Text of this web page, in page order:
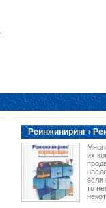
Реинжиниринг ›
их
если
то